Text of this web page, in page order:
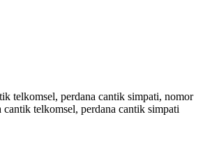
telkomsel, perdana cantik simpati, nomor
telkomsel, perdana cantik simpati